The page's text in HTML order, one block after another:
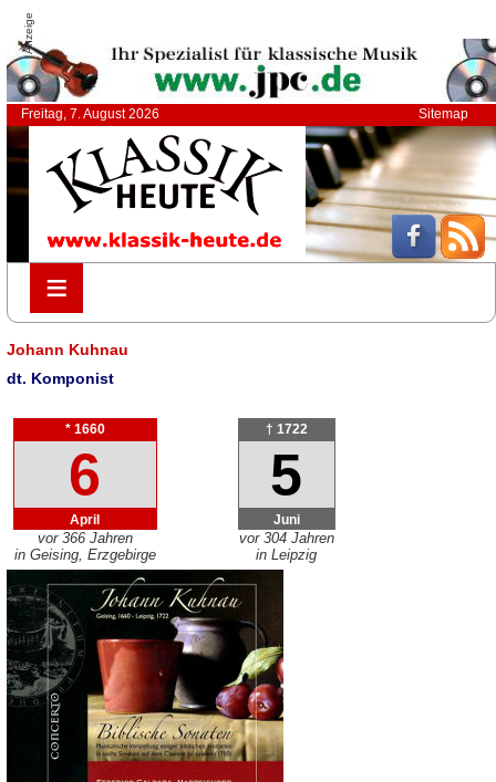
Anzeige
Freitag, 7. August 2026 Sitemap
≡
≡
Johann Kuhnau
dt. Komponist
* 1660
6
April
vor 366 Jahren
in Geising, Erzgebirge
† 1722
5
Juni
vor 304 Jahren
in Leipzig